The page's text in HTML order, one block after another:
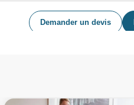
Demander un devis